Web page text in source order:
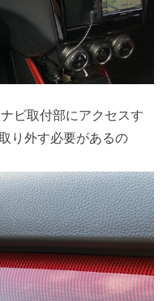
ビ取付部にアクセスす
り外す必要があるの